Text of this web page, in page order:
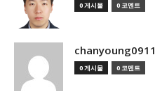
0 게시물 0 코멘트
chanyoung0911
0 게시물 0 코멘트